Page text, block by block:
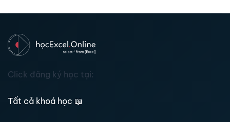
Click đăng ký học tại:
Tất cả khoá học 📖